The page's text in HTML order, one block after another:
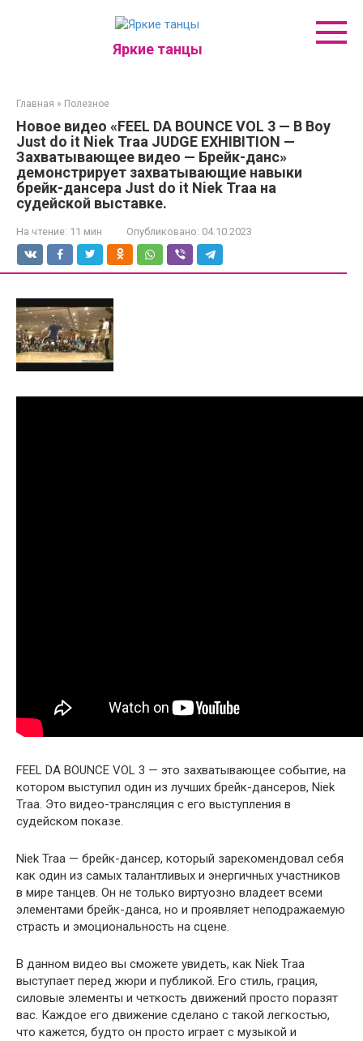
Яркие танцы
Главная » Полезное
Новое видео «FEEL DA BOUNCE VOL 3 — B Boy
Just do it Niek Traa JUDGE EXHIBITION —
Захватывающее видео — Брейк-данс»
демонстрирует захватывающие навыки
брейк-дансера Just do it Niek Traa на
судейской выставке.
На чтение: 11 мин Опубликовано: 04.10.2023
FEEL DA BOUNCE VOL 3 — это захватывающее событие, на
котором выступил один из лучших брейк-дансеров, Niek
Traa. Это видео-трансляция с его выступления в
судейском показе.
Niek Traa — брейк-дансер, который зарекомендовал себя
как один из самых талантливых и энергичных участников
в мире танцев. Он не только виртуозно владеет всеми
элементами брейк-данса, но и проявляет неподражаемую
страсть и эмоциональность на сцене.
В данном видео вы сможете увидеть, как Niek Traa
выступает перед жюри и публикой. Его стиль, грация,
силовые элементы и четкость движений просто поразят
вас. Каждое его движение сделано с такой легкостью,
что кажется, будто он просто играет с музыкой и